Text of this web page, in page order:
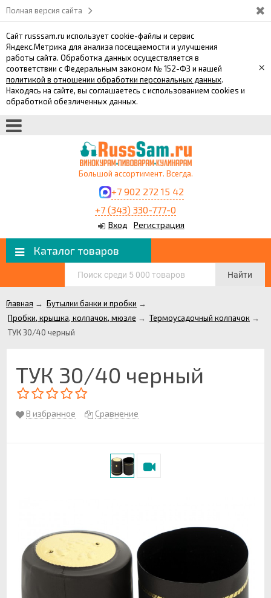
Полная версия сайта
Сайт russsam.ru использует cookie-файлы и сервис
Яндекс.Метрика для анализа посещаемости и улучшения
работы сайта. Обработка данных осуществляется в
соответствии с Федеральным законом № 152-ФЗ и нашей
политикой в отношении обработки персональных данных.
Находясь на сайте, вы соглашаетесь с использованием cookies и
обработкой обезличенных данных.
×
Большой ассортимент. Всегда.
+7 902 272 15 42
+7 (343) 330-777-0
Вход Регистрация
Каталог товаров
Найти
Главная → Бутылки банки и пробки →
Пробки, крышка, колпачок, мюзле → Термоусадочный колпачок →
ТУК 30/40 черный
ТУК 30/40 черный
В избранное Сравнение